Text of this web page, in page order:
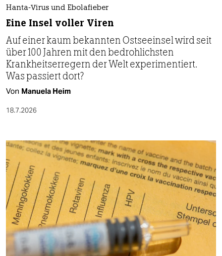
Hanta-Virus und Ebolafieber
Eine Insel voller Viren
Auf einer kaum bekannten Ostseeinsel wird seit
über 100 Jahren mit den bedrohlichsten
Krankheitserregern der Welt experimentiert.
Was passiert dort?
Von Manuela Heim
18.7.2026